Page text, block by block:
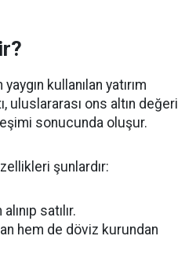
kullanılan yatırım
uluslararası ons altın değeri
sonucunda oluşur.
şunlardır:
satılır.
hem de döviz kurundan